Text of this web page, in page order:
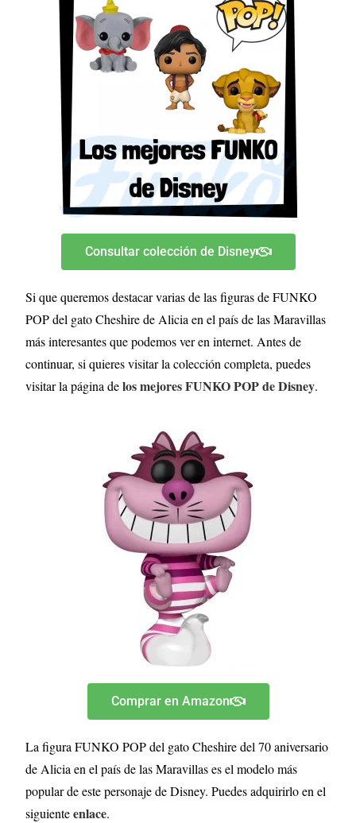
Consultar colección de Disney
Si que queremos destacar varias de las figuras de FUNKO
POP del gato Cheshire de Alicia en el país de las Maravillas
más interesantes que podemos ver en internet. Antes de
continuar, si quieres visitar la colección completa, puedes
visitar la página delos mejores FUNKO POP de Disney.
Comprar en Amazon
La figura FUNKO POP del gato Cheshire del 70 aniversario
de Alicia en el país de las Maravillas es el modelo más
popular de este personaje de Disney. Puedes adquirirlo en el
siguienteenlace.